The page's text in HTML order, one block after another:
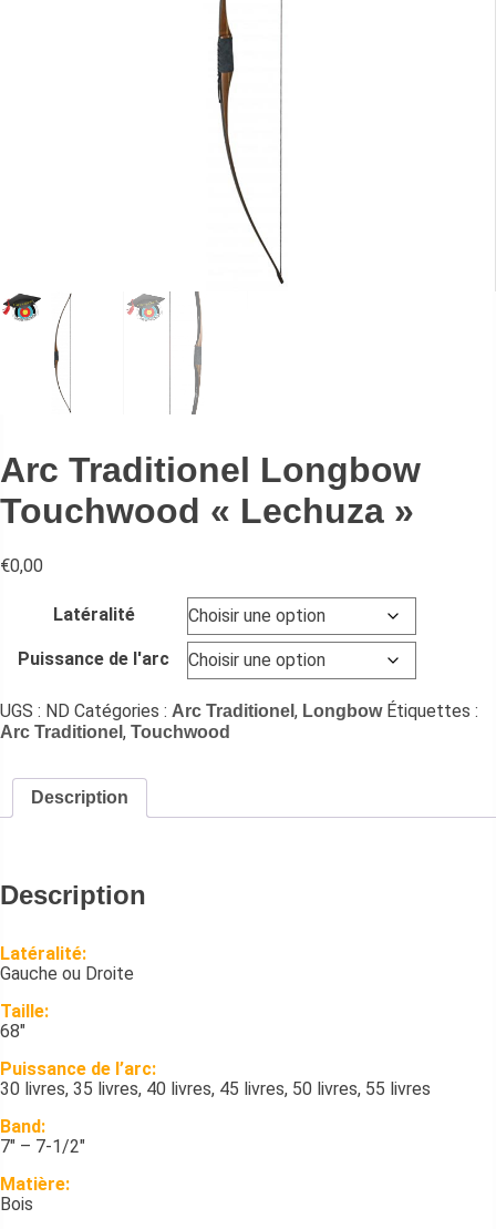
Arc Traditionel Longbow
Touchwood « Lechuza »
€0,00
Latéralité
Puissance de l'arc
UGS : ND Catégories : Arc Traditionel , Longbow Étiquettes :
Arc Traditionel , Touchwood
Description
Description
Latéralité:
Gauche ou Droite
Taille:
68″
Puissance de l’arc:
30 livres, 35 livres, 40 livres, 45 livres, 50 livres, 55 livres
Band:
7″ – 7-1/2″
Matière:
Bois